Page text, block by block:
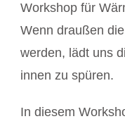
Workshop für
Wenn draußen
werden, lädt uns
innen zu spüren.
In diesem